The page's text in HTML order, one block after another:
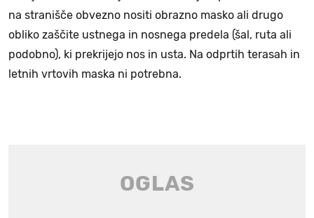
na stranišče obvezno nositi obrazno masko ali drugo
obliko zaščite ustnega in nosnega predela (šal, ruta ali
podobno), ki prekrijejo nos in usta. Na odprtih terasah in
letnih vrtovih maska ni potrebna.